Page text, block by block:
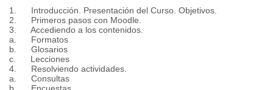
1. Introducción. Presentación del Curso. Objetivos.
2. Primeros pasos con Moodle.
3. Accediendo a los contenidos.
a. Formatos
b. Glosarios
c. Lecciones
4. Resolviendo actividades.
a. Consultas